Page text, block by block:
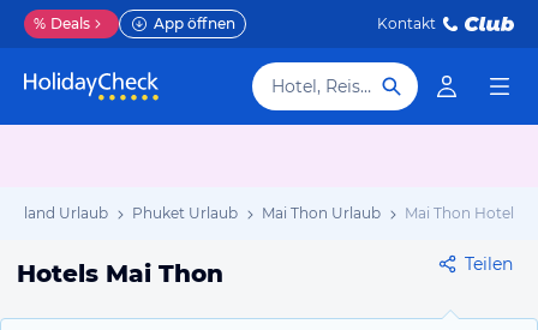
% Deals App öffnen Kontakt
Hotel, Reiseziel
Urlaub Phuket Urlaub Mai Thon Urlaub Mai Thon Hotels
Hotels Mai Thon Teilen